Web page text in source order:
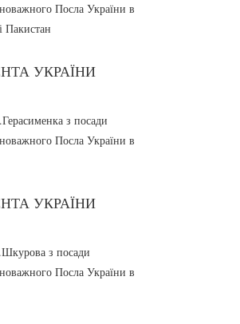
Посла України в
Пакистан
УКРАЇНИ
з посади
Посла України в
УКРАЇНИ
з посади
Посла України в